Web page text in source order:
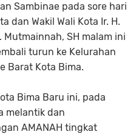
Sambinae pada sore hari
dan Wakil Wali Kota Ir. H.
Mutmainnah, SH malam ini
turun ke Kelurahan
Barat Kota Bima.
Bima Baru ini, pada
melantik dan
AMANAH tingkat